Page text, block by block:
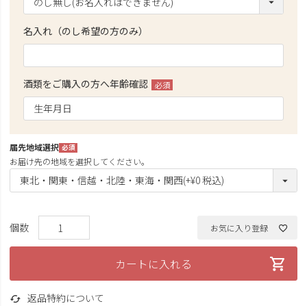
須)
名入れ（のし希望の方のみ）
酒類をご購入の方へ年齢確認
(必
届先地域選択
(必
須)
お届け先の地域を選択してください。
お気に入り登録
カートに入れる
返品特約について